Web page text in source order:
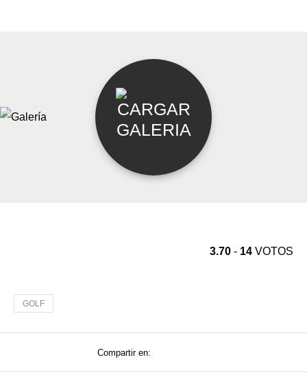
3.70 - 14 VOTOS
GOLF
Compartir en: